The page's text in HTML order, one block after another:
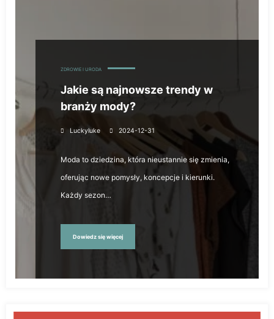
ZDROWIE I URODA
Jakie są najnowsze trendy w
branży mody?
Luckyluke 2024-12-31
Moda to dziedzina, która nieustannie się zmienia,
oferując nowe pomysły, koncepcje i kierunki.
Każdy sezon…
Dowiedz się więcej